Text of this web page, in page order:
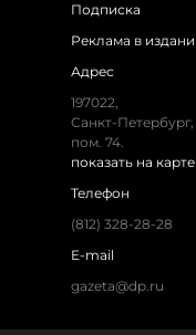
Подписка
Реклама в
Адрес
197022,
Санкт-
пом. 74.
показать на карте
Телефон
(812) 328-28-28
E-mail
gazeta@dp.ru